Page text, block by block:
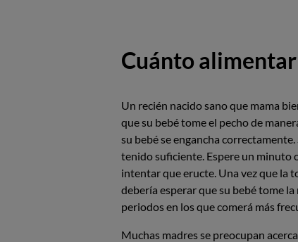
Cuánto alimentar
Un recién nacido sano que mama
que su bebé tome el pecho de
su bebé se engancha
tenido suficiente. Espere un minuto
intentar que eructe. Una vez que la
debería esperar que su bebé tome
periodos en los que comerá más
Muchas madres se preocupan